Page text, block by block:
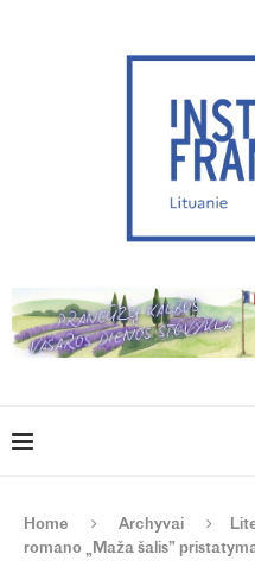
Home Archyvai
romano „Maža šalis”